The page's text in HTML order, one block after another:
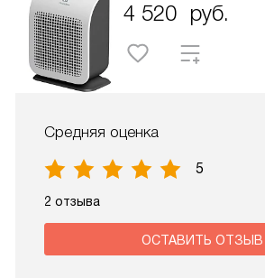
4 520 руб.
Средняя оценка
5
2 отзыва
ОСТАВИТЬ ОТЗЫВ